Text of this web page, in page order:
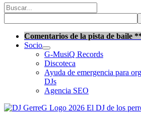
Buscar
por:
Comentarios de la pista de baile
Socio
G-MusiQ Records
Discoteca
Ayuda de emergencia para
DJs
Agencia SEO